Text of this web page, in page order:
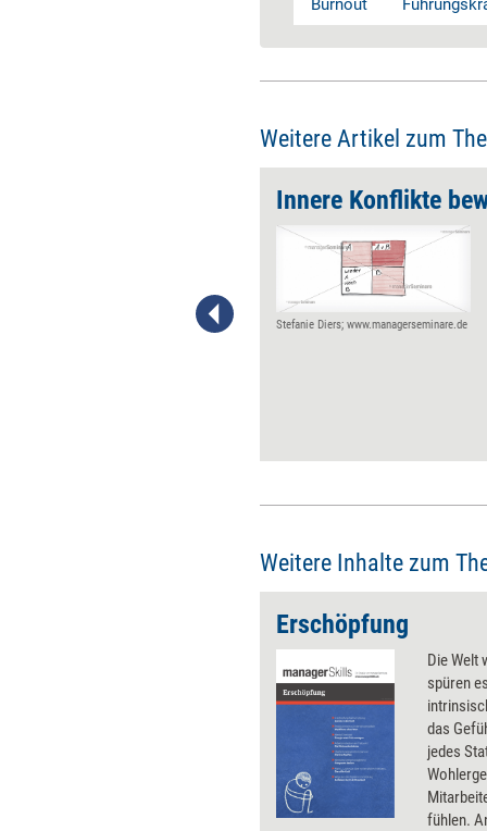
Burnout
Weitere Artikel zum
Innere Konflikte
Stefanie Diers; www.managerseminare.de
Weitere Inhalte zum
Erschöpfung
Die Welt
spüren
das
jedes
fühlen.